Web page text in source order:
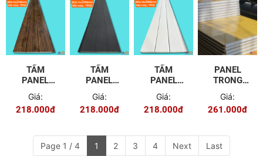
TẤM
PANEL
NGOÀI
TRỜI
TTP03
Giá:
218.000đ
TẤM
PANEL
NGOÀI
TRỜI
TTP02
Giá:
218.000đ
TẤM
PANEL
NGOÀI
TRỜI
TTP01
Giá:
218.000đ
PANEL
TRONG
NHÀ MÀU
VÂN GỖ
100MM
Giá:
261.000đ
Page 1 / 4 1 2 3 4 Next Last